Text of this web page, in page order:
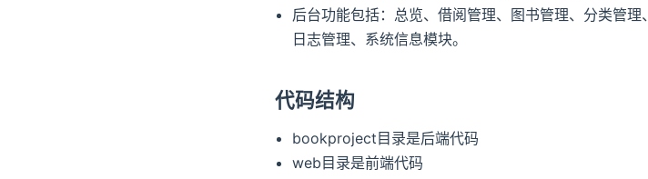
后台功能包括：总览、借阅管理、图书管理、分类管理
日志管理、系统信息模块。
代码结构
bookproject目录是后端代码
web目录是前端代码